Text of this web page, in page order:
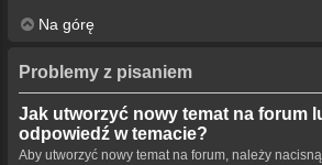
Na górę
Problemy z pisaniem
Jak utworzyć nowy temat na forum
odpowiedź w temacie?
Aby utworzyć nowy temat na forum, należy